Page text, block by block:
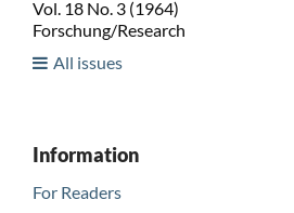
Vol. 18 No. 3 (1964)
Forschung/Research
All issues
Information
For Readers